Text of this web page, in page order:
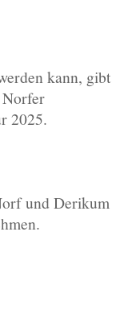
kann, gibt
Norfer
2025.
und Derikum